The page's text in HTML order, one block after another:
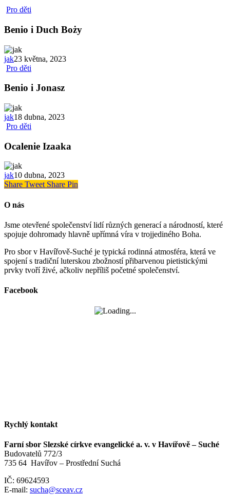
Pro děti
Benio i Duch Boży
jak23 května, 2023
Pro děti
Benio i Jonasz
jak18 dubna, 2023
Pro děti
Ocalenie Izaaka
jak10 dubna, 2023
Share Tweet Share Pin
O nás
Jsme otevřené společenství lidí různých generací a národností, které
spojuje dohromady hlavně upřímná víra v trojjediného Boha.
Pro sbor v Havířově-Suché je typická rodinná atmosféra, která ve
spojení s tradiční luterskou zbožností přibarvenou pietistickými
prvky tvoří živé, ačkoliv nepříliš početné společenství.
Facebook
Rychlý kontakt
Farní sbor Slezské církve evangelické a. v. v Havířově – Suché
Budovatelů 772/3
735 64 Havířov – Prostřední Suchá
IČ: 69624593
E-mail: sucha@sceav.cz